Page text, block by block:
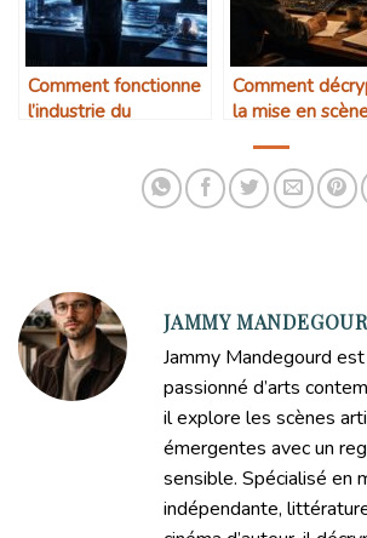
Comment fonctionne
l’industrie du
Comment
la mise en
JAMMY
Jammy Mandegourd
passionné d’arts
il explore les scènes
émergentes avec un
sensible. Spécialisé en
indépendante,